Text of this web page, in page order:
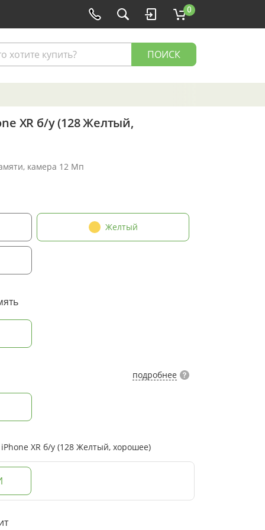
0
ПОИСК
XR б/у (128 Желтый,
камера 12 Мп
Желтый
подробнее
XR б/у (128 Желтый, хорошее)